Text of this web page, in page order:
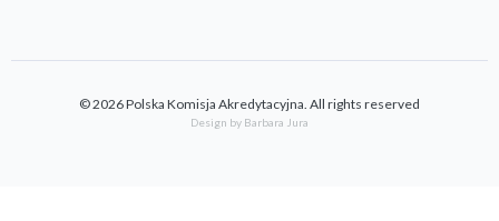
© 2026 Polska Komisja Akredytacyjna. All rights reserved
Design by Barbara Jura